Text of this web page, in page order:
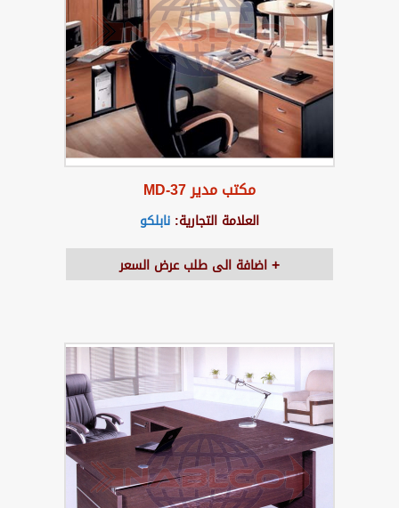
مكتب مدير MD-37
العلامة التجارية: نابلكو
اضافة الى طلب عرض السعر